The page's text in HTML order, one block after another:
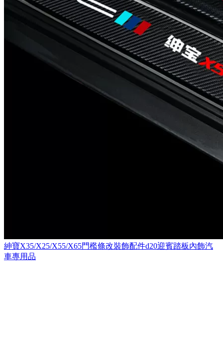
紳寶X35/X25/X55/X65門檻條改裝飾配件d20迎賓踏板內飾汽
車專用品